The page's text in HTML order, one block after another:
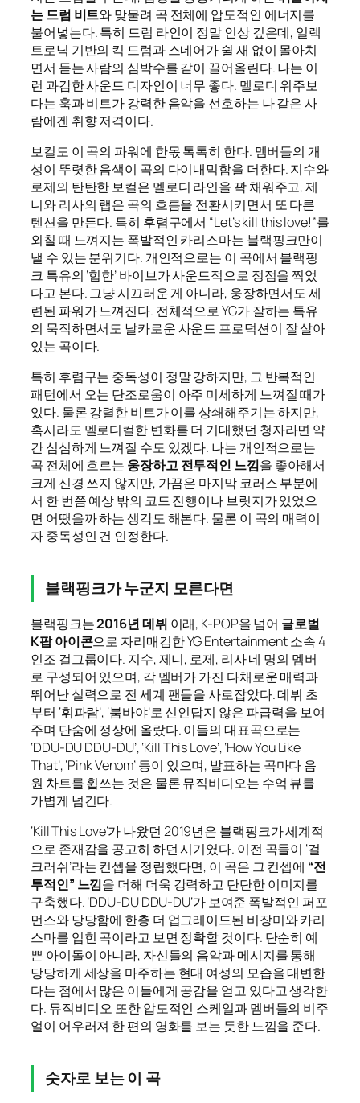
는 드럼 비트와 맞물려 곡 전체에 압도적인 에너지를
불어넣는다. 특히 드럼 라인이 정말 인상 깊은데, 일렉
트로닉 기반의 킥 드럼과 스네어가 쉴 새 없이 몰아치
면서 듣는 사람의 심박수를 같이 끌어올린다. 나는 이
런 과감한 사운드 디자인이 너무 좋다. 멜로디 위주보
다는 훅과 비트가 강력한 음악을 선호하는 나 같은 사
람에겐 취향 저격이다.
보컬도 이 곡의 파워에 한몫 톡톡히 한다. 멤버들의 개
성이 뚜렷한 음색이 곡의 다이내믹함을 더한다. 지수와
로제의 탄탄한 보컬은 멜로디 라인을 꽉 채워주고, 제
니와 리사의 랩은 곡의 흐름을 전환시키면서 또 다른
텐션을 만든다. 특히 후렴구에서 “Let’s kill this love!”를
외칠 때 느껴지는 폭발적인 카리스마는 블랙핑크만이
낼 수 있는 분위기다. 개인적으로는 이 곡에서 블랙핑
크 특유의 ‘힙한’ 바이브가 사운드적으로 정점을 찍었
다고 본다. 그냥 시끄러운 게 아니라, 웅장하면서도 세
련된 파워가 느껴진다. 전체적으로 YG가 잘하는 특유
의 묵직하면서도 날카로운 사운드 프로덕션이 잘 살아
있는 곡이다.
특히 후렴구는 중독성이 정말 강하지만, 그 반복적인
패턴에서 오는 단조로움이 아주 미세하게 느껴질 때가
있다. 물론 강렬한 비트가 이를 상쇄해주기는 하지만,
혹시라도 멜로디컬한 변화를 더 기대했던 청자라면 약
간 심심하게 느껴질 수도 있겠다. 나는 개인적으로는
곡 전체에 흐르는 웅장하고 전투적인 느낌을 좋아해서
크게 신경 쓰지 않지만, 가끔은 마지막 코러스 부분에
서 한 번쯤 예상 밖의 코드 진행이나 브릿지가 있었으
면 어땠을까 하는 생각도 해본다. 물론 이 곡의 매력이
자 중독성인 건 인정한다.
블랙핑크가 누군지 모른다면
블랙핑크는2016년 데뷔 이래, K-POP을 넘어 글로벌
K팝 아이콘으로 자리매김한 YG Entertainment 소속 4
인조 걸그룹이다. 지수, 제니, 로제, 리사 네 명의 멤버
로 구성되어 있으며, 각 멤버가 가진 다채로운 매력과
뛰어난 실력으로 전 세계 팬들을 사로잡았다. 데뷔 초
부터 ‘휘파람’, ‘붐바야’로 신인답지 않은 파급력을 보여
주며 단숨에 정상에 올랐다. 이들의 대표곡으로는
‘DDU-DU DDU-DU’, ‘Kill This Love’, ‘How You Like
That’, ‘Pink Venom’ 등이 있으며, 발표하는 곡마다 음
원 차트를 휩쓰는 것은 물론 뮤직비디오는 수억 뷰를
가볍게 넘긴다.
‘Kill This Love’가 나왔던 2019년은 블랙핑크가 세계적
으로 존재감을 공고히 하던 시기였다. 이전 곡들이 ‘걸
크러쉬’라는 컨셉을 정립했다면, 이 곡은 그 컨셉에 “전
투적인” 느낌을 더해 더욱 강력하고 단단한 이미지를
구축했다. ‘DDU-DU DDU-DU’가 보여준 폭발적인 퍼포
먼스와 당당함에 한층 더 업그레이드된 비장미와 카리
스마를 입힌 곡이라고 보면 정확할 것이다. 단순히 예
쁜 아이돌이 아니라, 자신들의 음악과 메시지를 통해
당당하게 세상을 마주하는 현대 여성의 모습을 대변한
다는 점에서 많은 이들에게 공감을 얻고 있다고 생각한
다. 뮤직비디오 또한 압도적인 스케일과 멤버들의 비주
얼이 어우러져 한 편의 영화를 보는 듯한 느낌을 준다.
숫자로 보는 이 곡